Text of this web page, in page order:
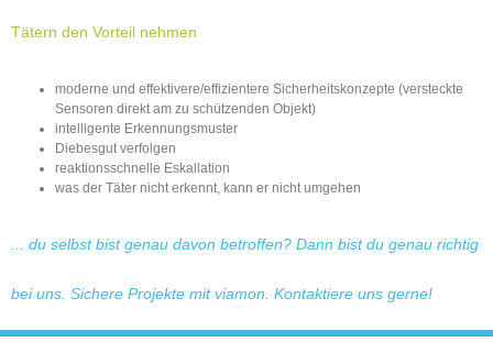
Tätern den Vorteil nehmen
moderne und effektivere/effizientere Sicherheitskonzepte (versteckte
Sensoren direkt am zu schützenden Objekt)
intelligente Erkennungsmuster
Diebesgut verfolgen
reaktionsschnelle Eskallation
was der Täter nicht erkennt, kann er nicht umgehen
... du selbst bist genau davon betroffen? Dann bist du genau richtig
bei uns. Sichere Projekte mit viamon. Kontaktiere uns gerne!